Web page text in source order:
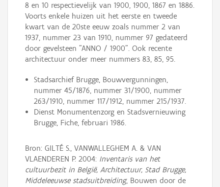
8 en 10 respectievelijk van 1900, 1900, 1867 en 1886.
Voorts enkele huizen uit het eerste en tweede
kwart van de 20ste eeuw zoals nummer 2 van
1937, nummer 23 van 1910, nummer 97 gedateerd
door gevelsteen "ANNO / 1900". Ook recente
architectuur onder meer nummers 83, 85, 95.
Stadsarchief Brugge, Bouwvergunningen,
nummer 45/1876, nummer 31/1900, nummer
263/1910, nummer 117/1912, nummer 215/1937.
Dienst Monumentenzorg en Stadsvernieuwing
Brugge, Fiche, februari 1986.
Bron: GILTÉ S., VANWALLEGHEM A. & VAN
VLAENDEREN P. 2004: Inventaris van het
cultuurbezit in België, Architectuur, Stad Brugge,
Middeleeuwse stadsuitbreiding, Bouwen door de